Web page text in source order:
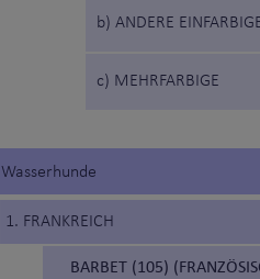
b) ANDERE
c) MEHRFARBIGE
Wasserhunde
1. FRANKREICH
BARBET (105)